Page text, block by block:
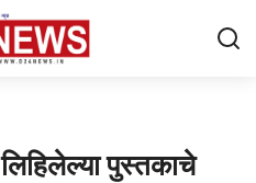
लिहिलेल्या पुस्तकाचे